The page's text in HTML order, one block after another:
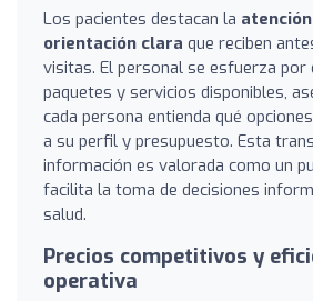
Los pacientes destacan la
orientación clara que reciben
visitas. El personal se esfuerza por
paquetes y servicios disponibles,
cada persona entienda qué
a su perfil y presupuesto. Esta
información es valorada como un
facilita la toma de decisiones
salud.
Precios competitivos y
operativa